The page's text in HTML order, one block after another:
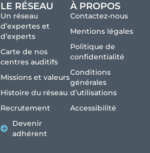
LE RÉSEAU
Un réseau
d’expertes et
d’experts
Carte de nos
centres auditifs
Missions et valeurs
Histoire du réseau
Recrutement
Devenir
adhérent
À PROPOS
Contactez-nous
Mentions légales
Politique de
confidentialité
Conditions
générales
d’utilisations
Accessibilité